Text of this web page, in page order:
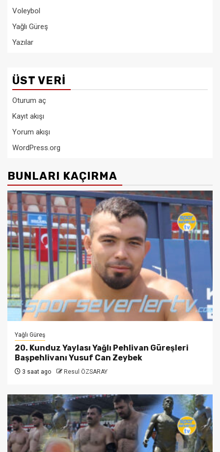
Voleybol
Yağlı Güreş
Yazılar
ÜST VERI
Oturum aç
Kayıt akışı
Yorum akışı
WordPress.org
BUNLARI KAÇIRMA
Yağlı Güreş
20. Kunduz Yaylası Yağlı Pehlivan Güreşleri
Başpehlivanı Yusuf Can Zeybek
3 saat ago Resul ÖZSARAY